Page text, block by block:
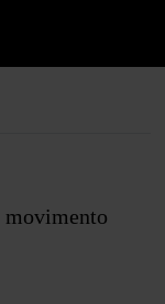
movimento